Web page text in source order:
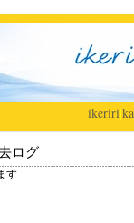
ikeriri|
ログ
す